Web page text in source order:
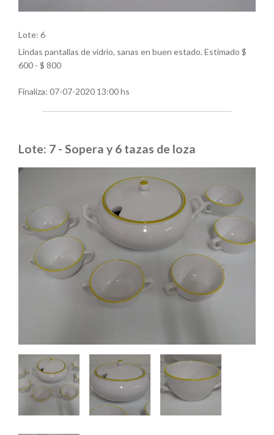
Lote: 6
Lindas pantallas de vidrio, sanas en buen estado. Estimado $
600 - $ 800
Finaliza: 07-07-2020 13:00 hs
Lote: 7 - Sopera y 6 tazas de loza